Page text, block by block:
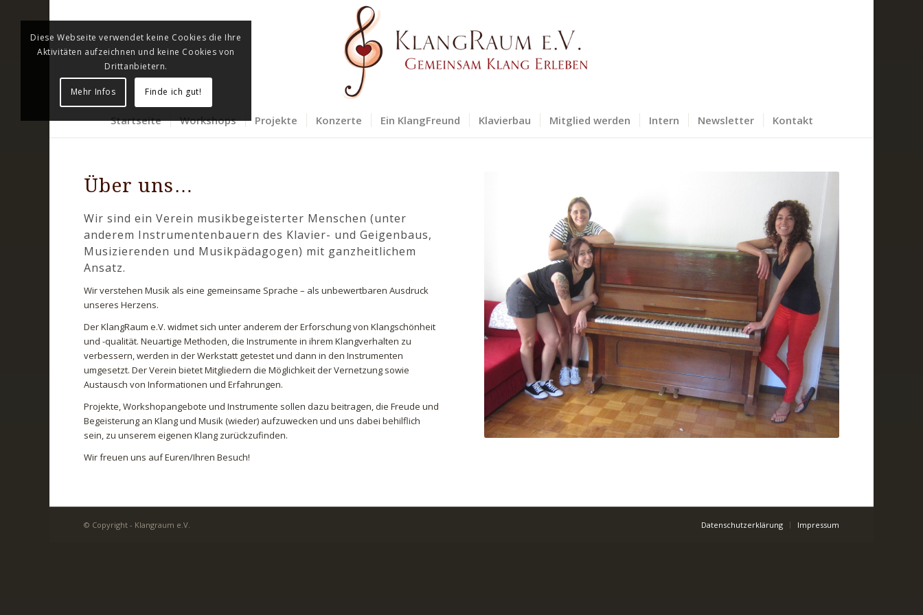
Startseite Workshops Projekte Konzerte Ein KlangFreund Klavierbau Mitglied werden Intern Newsletter Kontakt
Über uns…
Wir sind ein Verein musikbegeisterter Menschen (unter
anderem Instrumentenbauern des Klavier- und Geigenbaus,
Musizierenden und Musikpädagogen) mit ganzheitlichem
Ansatz.
Wir verstehen Musik als eine gemeinsame Sprache – als unbewertbaren Ausdruck
unseres Herzens.
Der KlangRaum e.V. widmet sich unter anderem der Erforschung von Klangschönheit
und -qualität. Neuartige Methoden, die Instrumente in ihrem Klangverhalten zu
verbessern, werden in der Werkstatt getestet und dann in den Instrumenten
umgesetzt. Der Verein bietet Mitgliedern die Möglichkeit der Vernetzung sowie
Austausch von Informationen und Erfahrungen.
Projekte, Workshopangebote und Instrumente sollen dazu beitragen, die Freude und
Begeisterung an Klang und Musik (wieder) aufzuwecken und uns dabei behilflich
sein, zu unserem eigenen Klang zurückzufinden.
Wir freuen uns auf Euren/Ihren Besuch!
© Copyright - Klangraum e.V. Datenschutzerklärung Impressum
Diese Webseite verwendet keine Cookies die Ihre
Aktivitäten aufzeichnen und keine Cookies von
Drittanbietern.
Mehr Infos Finde ich gut!